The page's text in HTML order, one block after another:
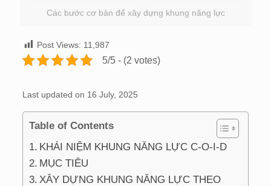
Các bước cơ bản để xây dựng khung năng lực
Post Views: 11,987
5/5 - (2 votes)
Last updated on 16 July, 2025
Table of Contents
KHÁI NIỆM KHUNG NĂNG LỰC C-O-I-D
MỤC TIÊU
XÂY DỰNG KHUNG NĂNG LỰC THEO